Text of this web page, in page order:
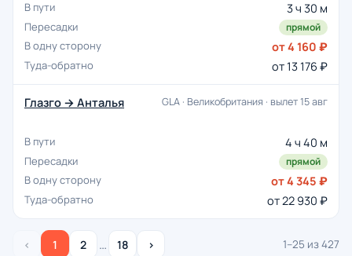
3 ч 30 м
прямой
от 4 160 ₽
от 13 176 ₽
Глазго → Анталья GLA · Великобритания · вылет 15 авг
4 ч 40 м
прямой
от 4 345 ₽
от 22 930 ₽
‹ 1 2 … 18 › 1–25 из 427